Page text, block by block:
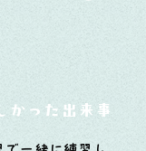
かった出来事と